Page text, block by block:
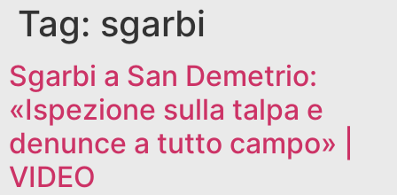
Tag: sgarbi
Sgarbi a San Demetrio:
«Ispezione sulla talpa e
denunce a tutto campo» |
VIDEO